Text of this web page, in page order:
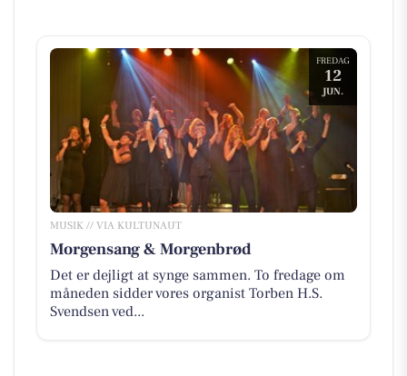
FREDAG
12
JUN.
MUSIK // VIA KULTUNAUT
Morgensang & Morgenbrød
Det er dejligt at synge sammen. To fredage om
måneden sidder vores organist Torben H.S.
Svendsen ved...